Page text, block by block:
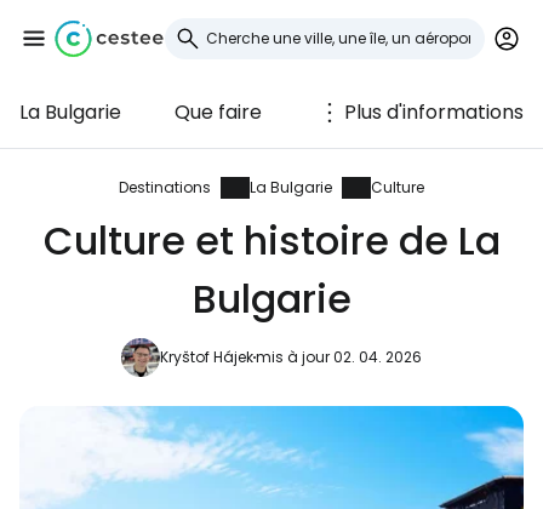
La Bulgarie Que faire Plus d'informations
Destinations La Bulgarie Culture
Culture et histoire de La
Bulgarie
Kryštof Hájekmis à jour 02. 04. 2026
Se connecter à
Cestee
... la communauté mondiale des voyageurs
Continuer avec Google
Continuer avec Facebook